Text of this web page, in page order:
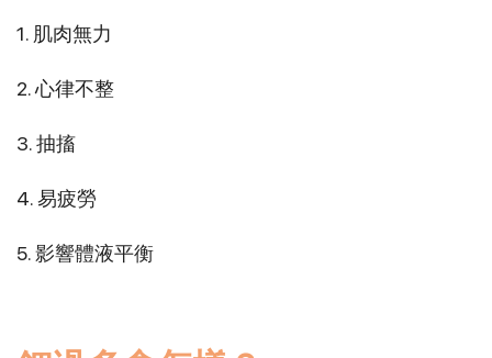
1. 肌肉無力
2. 心律不整
3. 抽搐
4. 易疲勞
5. 影響體液平衡